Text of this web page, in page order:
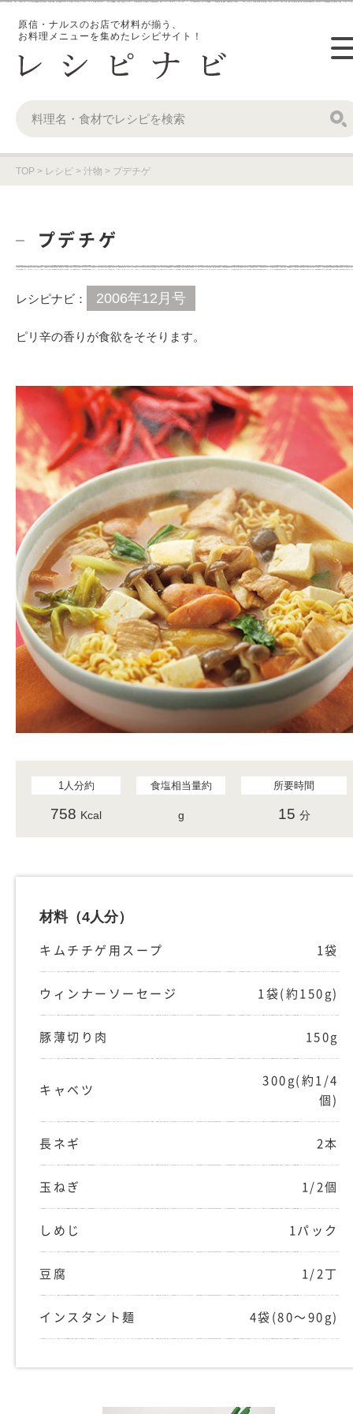
原信・ナルスのお店で材料が揃う、
お料理メニューを集めたレシピサイト！
TOP > レシピ > 汁物 > プデチゲ
プデチゲ
レシピナビ： 2006年12月号
ピリ辛の香りが食欲をそそります。
1人分約
758 Kcal
食塩相当量約
g
所要時間
15 分
材料（4人分）
キムチチゲ用スープ 1袋
ウィンナーソーセージ 1袋(約150g)
豚薄切り肉 150g
キャベツ
300g(約1/4
個)
長ネギ 2本
玉ねぎ 1/2個
しめじ 1パック
豆腐 1/2丁
インスタント麺 4袋(80〜90g)